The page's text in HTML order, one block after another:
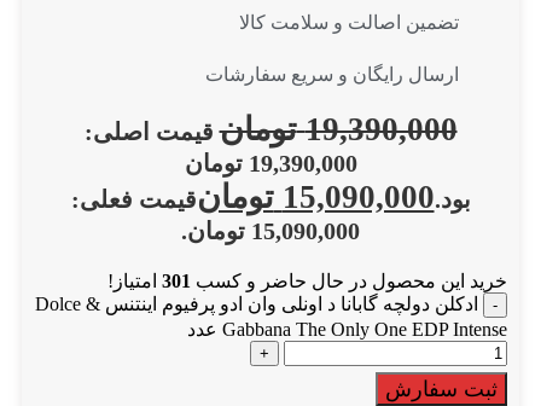
تضمین اصالت و سلامت کالا
ارسال رایگان و سریع سفارشات
19,390,000 تومان قیمت اصلی:
19,390,000 تومان
بود.15,090,000 تومانقیمت فعلی:
15,090,000 تومان.
خرید این محصول در حال حاضر و کسب 301 امتیاز!
ادکلن دولچه گابانا د اونلی وان ادو پرفیوم اینتنس Dolce &
Gabbana The Only One EDP Intense عدد
ثبت سفارش